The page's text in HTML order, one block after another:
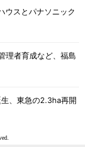
ウスとパナソニック
理者育成など、福島
、東急の2.3ha再開